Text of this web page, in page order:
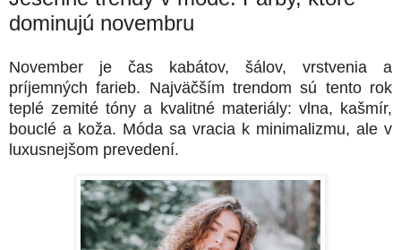
dominujú novembru
November je čas kabátov, šálov, vrstvenia a
príjemných farieb. Najväčším trendom sú tento rok
teplé zemité tóny a kvalitné materiály: vlna, kašmír,
bouclé a koža. Móda sa vracia k minimalizmu, ale v
luxusnejšom prevedení.